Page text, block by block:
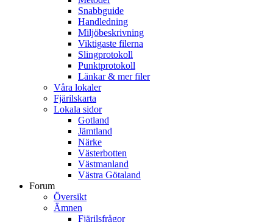
Snabbguide
Handledning
Miljöbeskrivning
Viktigaste filerna
Slingprotokoll
Punktprotokoll
Länkar & mer filer
Våra lokaler
Fjärilskarta
Lokala sidor
Gotland
Jämtland
Närke
Västerbotten
Västmanland
Västra Götaland
Forum
Översikt
Ämnen
Fjärilsfrågor